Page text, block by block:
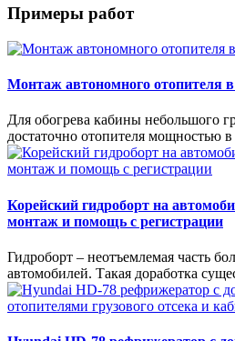
Примеры работ
Монтаж автономного отопителя
Для обогрева кабины небольшого
достаточно отопителя мощностью
Корейский гидроборт на
монтаж и помощь с регистрации
Гидроборт – неотъемлемая часть
автомобилей. Такая доработка